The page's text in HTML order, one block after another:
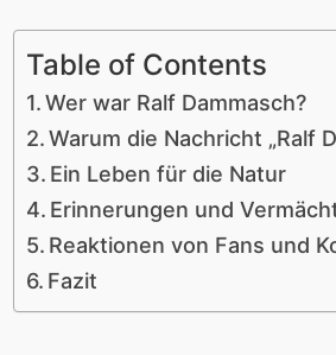
Table of Contents
Wer war Ralf Dammasch?
Warum die Nachricht „Ralf
Ein Leben für die Natur
Erinnerungen und
Reaktionen von Fans und
Fazit